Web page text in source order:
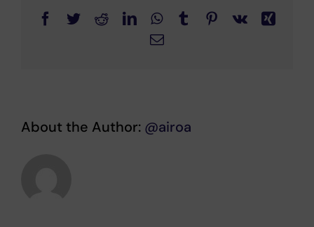
Facebook
TwitterRedditLinkedInWhatsApp
TumblrPinterest
Vk
Email
About the Author: @airoa